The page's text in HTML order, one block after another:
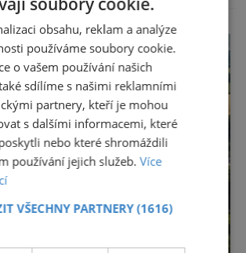
obsahu, reklam a analýze
používáme soubory cookie.
o vašem používání našich
sdílíme s našimi reklamními
partnery, kteří je mohou
s dalšími informacemi, které
nebo které shromáždili
používání jejich služeb.Více
VŠECHNY PARTNERY(1616)